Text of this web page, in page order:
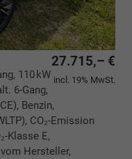
27.715,– €
incl. 19% MwSt.
110 kW
6-Gang,
Benzin,
CO₂-Emission
Klasse E,
Hersteller,